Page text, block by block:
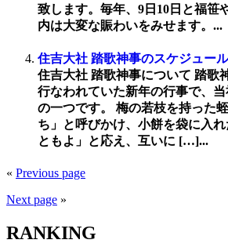
致します。毎年、9日10日と福笹
内は大変な賑わいをみせます。...
住吉大社 踏歌神事のスケジュー
住吉大社 踏歌神事について 踏歌
行なわれていた新年の行事で、
の一つです。 梅の若枝を持った
ち」と呼びかけ、小餅を袋に入
ともよ」と応え、互いに […]...
« Previous page
Next page »
RANKING